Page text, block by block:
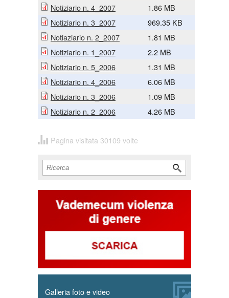
Notiziario n. 4_2007
1.86 MB
Notiziario n. 3_2007
969.35 KB
Notiaziario n. 2_2007
1.81 MB
Notiziario n. 1_2007
2.2 MB
Notiziario n. 5_2006
1.31 MB
Notiziario n. 4_2006
6.06 MB
Notiziario n. 3_2006
1.09 MB
Notiziario n. 2_2006
4.26 MB
Pagina visitata 30109 volte
Form di ricerca
Cerca
Galleria foto e video